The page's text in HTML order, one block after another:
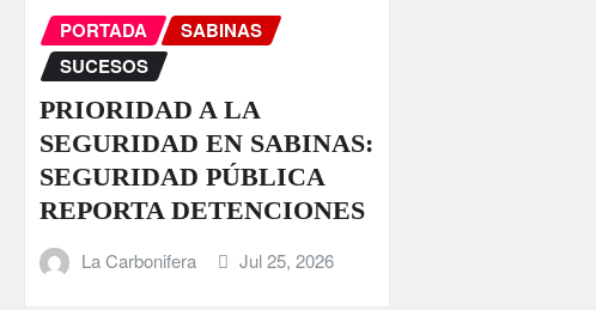
PORTADA
SABINAS
SUCESOS
PRIORIDAD A LA
SEGURIDAD EN SABINAS:
SEGURIDAD PÚBLICA
REPORTA DETENCIONES
La Carbonifera Jul 25, 2026